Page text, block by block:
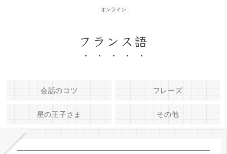
オンライン
フランス語
会話のコツ フレーズ
星の王子さま その他